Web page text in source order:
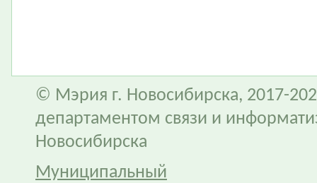
© Мэрия г. Новосибирска, 2017-
департаментом связи и
Новосибирска
Муниципальный